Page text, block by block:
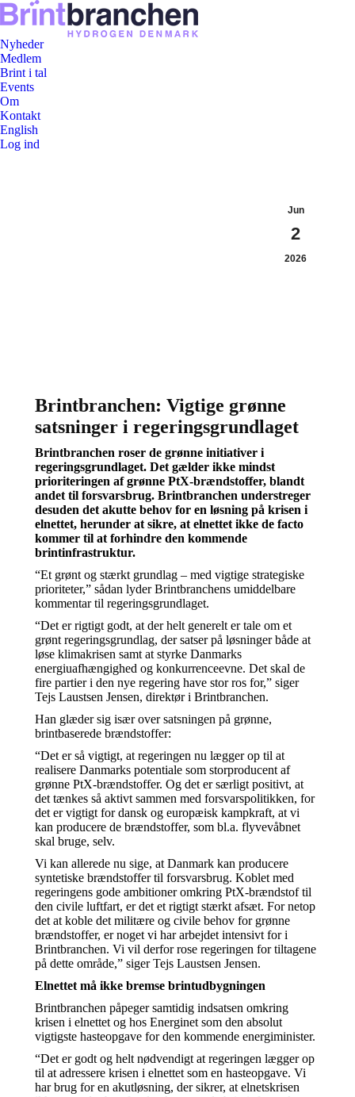
Nyheder
Medlem
Brint i tal
Events
Om
Kontakt
English
Log ind
Jun
2
2026
Brintbranchen: Vigtige grønne
satsninger i regeringsgrundlaget
Brintbranchen roser de grønne initiativer i
regeringsgrundlaget. Det gælder ikke mindst
prioriteringen af grønne PtX-brændstoffer, blandt
andet til forsvarsbrug. Brintbranchen understreger
desuden det akutte behov for en løsning på krisen i
elnettet, herunder at sikre, at elnettet ikke de facto
kommer til at forhindre den kommende
brintinfrastruktur.
“Et grønt og stærkt grundlag – med vigtige strategiske
prioriteter,” sådan lyder Brintbranchens umiddelbare
kommentar til regeringsgrundlaget.
“Det er rigtigt godt, at der helt generelt er tale om et
grønt regeringsgrundlag, der satser på løsninger både at
løse klimakrisen samt at styrke Danmarks
energiuafhængighed og konkurrenceevne. Det skal de
fire partier i den nye regering have stor ros for,” siger
Tejs Laustsen Jensen, direktør i Brintbranchen.
Han glæder sig især over satsningen på grønne,
brintbaserede brændstoffer:
“Det er så vigtigt, at regeringen nu lægger op til at
realisere Danmarks potentiale som storproducent af
grønne PtX-brændstoffer. Og det er særligt positivt, at
det tænkes så aktivt sammen med forsvarspolitikken, for
det er vigtigt for dansk og europæisk kampkraft, at vi
kan producere de brændstoffer, som bl.a. flyvevåbnet
skal bruge, selv.
Vi kan allerede nu sige, at Danmark kan producere
syntetiske brændstoffer til forsvarsbrug. Koblet med
regeringens gode ambitioner omkring PtX-brændstof til
den civile luftfart, er det et rigtigt stærkt afsæt. For netop
det at koble det militære og civile behov for grønne
brændstoffer, er noget vi har arbejdet intensivt for i
Brintbranchen. Vi vil derfor rose regeringen for tiltagene
på dette område,” siger Tejs Laustsen Jensen.
Elnettet må ikke bremse brintudbygningen
Brintbranchen påpeger samtidig indsatsen omkring
krisen i elnettet og hos Energinet som den absolut
vigtigste hasteopgave for den kommende energiminister.
“Det er godt og helt nødvendigt at regeringen lægger op
til at adressere krisen i elnettet som en hasteopgave. Vi
har brug for en akutløsning, der sikrer, at elnetskrisen